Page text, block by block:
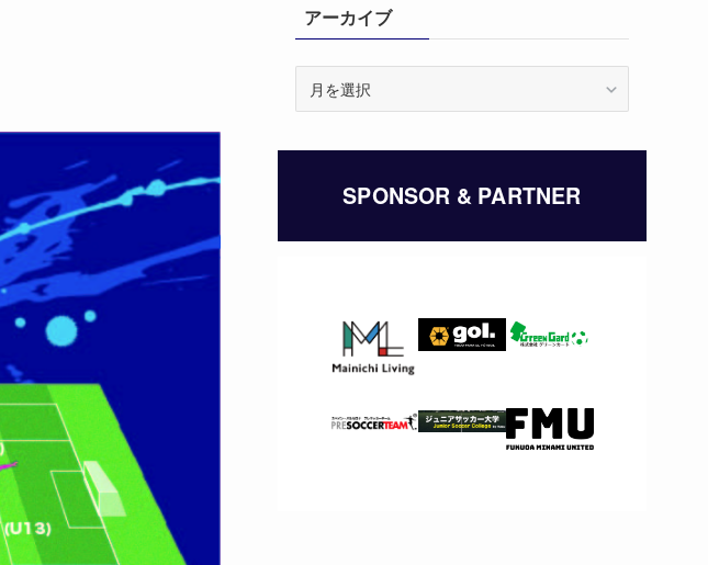
アーカイブ
イ
SPONSOR & PARTNER